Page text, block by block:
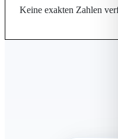
Keine exakten Zahlen